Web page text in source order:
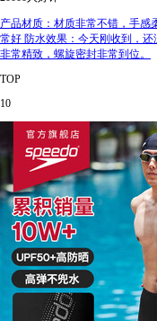
产品材质：材质非常不错，手感
常好 防水效果：今天刚收到，
非常精致，螺旋密封非常到位。
TOP
10